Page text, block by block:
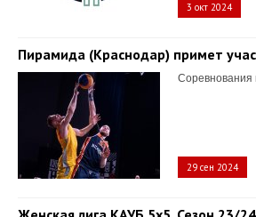
3 окт 2024
Пирамида (Краснодар) примет
Соревнования
29 сен 2024